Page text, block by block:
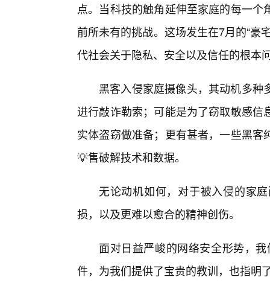
点。当科技的触角延伸至家庭的每一
前所未有的挑战。这场发生在7月的“豪
代社会关于隐私、安全以及信任的根本
黑客入侵家庭摄像头，其动机多
进行敲诈勒索；可能是为了窃取敏感
实体盗窃做准备；更有甚者，一些黑
💡售破解技术和数据。
无论动机如何，对于被入侵的家
损，以及更难以愈合的精神创伤。
面对日益严峻的网络安全形势，
件，为我们提供了宝贵的教训，也指明